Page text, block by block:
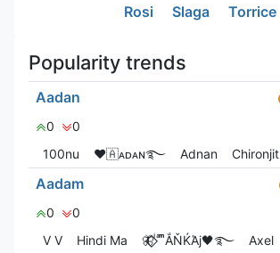
Rosi
Slaga Torrice
Popularity trends
Aadan
0
0
100nu
❤🇦ᴀᴅᴀɴ࿐ Adnan Chironjit
Aadam
0
0
V V
Hindi Ma 🦋⃟‌⃟ ͥ ͣ ͫͫẮŇЌΆj🖤࿐ Axel